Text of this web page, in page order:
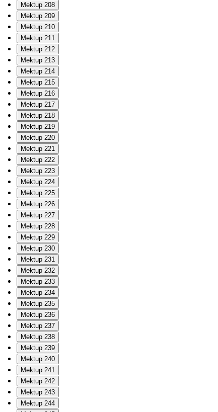
Mektup 208
Mektup 209
Mektup 210
Mektup 211
Mektup 212
Mektup 213
Mektup 214
Mektup 215
Mektup 216
Mektup 217
Mektup 218
Mektup 219
Mektup 220
Mektup 221
Mektup 222
Mektup 223
Mektup 224
Mektup 225
Mektup 226
Mektup 227
Mektup 228
Mektup 229
Mektup 230
Mektup 231
Mektup 232
Mektup 233
Mektup 234
Mektup 235
Mektup 236
Mektup 237
Mektup 238
Mektup 239
Mektup 240
Mektup 241
Mektup 242
Mektup 243
Mektup 244